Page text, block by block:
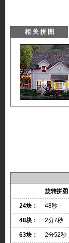
旋转拼图
24块： 48秒
48块： 2分7秒
63块： 2分52秒